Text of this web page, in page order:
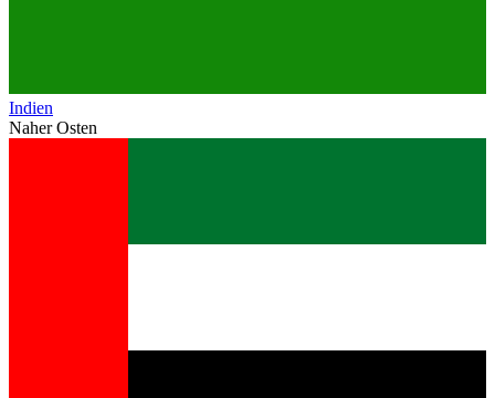
Indien
Naher Osten